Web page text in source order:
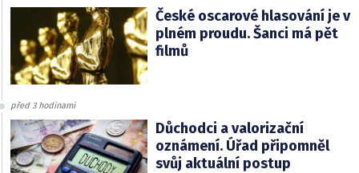
České oscarové hlasování je v
plném proudu. Šanci má pět
filmů
před 3 hodinami
Důchodci a valorizační
oznámení. Úřad připomněl
svůj aktuální postup